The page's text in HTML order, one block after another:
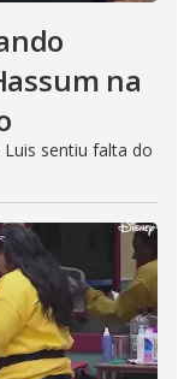
na
sentiu falta do